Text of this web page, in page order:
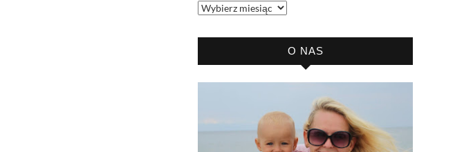
Archiwum
O NAS